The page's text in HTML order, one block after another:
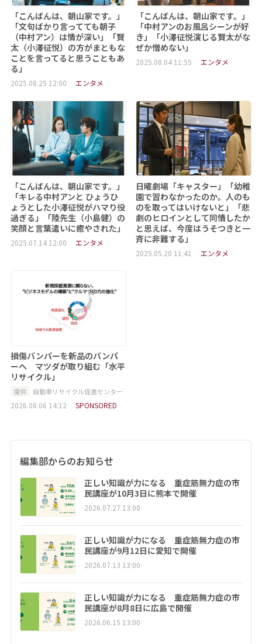
「こんばんは、朝山家です。」
「文句ばかり言ってても朝子
（中村アン）は情が深い」「賢
太（小澤征悦）の方がまともな
ことを言ってると思うこともあ
る」
2025.08.25 12:00 エンタメ
「こんばんは、朝山家です。」
「中村アンのお風呂シーンが好
き」「小澤征悦演じる賢太がな
ぜか憎めない」
2025.08.04 11:55 エンタメ
「こんばんは、朝山家です。」
「キレる中村アンと ひょうひ
ょうとした小澤征悦がハマり役
過ぎる」「陸先生（小島健）の
笑顔と言葉遣いに癒やされた」
2025.07.14 12:00 エンタメ
日曜劇場「キャスター」「幼稚
園で習わなかったのか。人のも
のを取ってはいけないと」「悲
劇のヒロインとして同情したか
と思えば、今度はうそつきと一
斉に非難する」
2025.05.20 11:41 エンタメ
損傷バンパーを新品のバンパ
ーへ マツダが取り組む「水平
リサイクル」
提供 自動車リサイクル促進センター
2026.08.06 14:12 SPONSORED
編集部からのお知らせ
正しい知識が力になる 重症筋無力症の市
民講座が10月3日に熊本で開催
2026.07.27 13:00
正しい知識が力になる 重症筋無力症の市
民講座が9月12日に愛知で開催
2026.07.13 13:00
正しい知識が力になる 重症筋無力症の市
民講座が8月8日に広島で開催
2026.06.15 13:00